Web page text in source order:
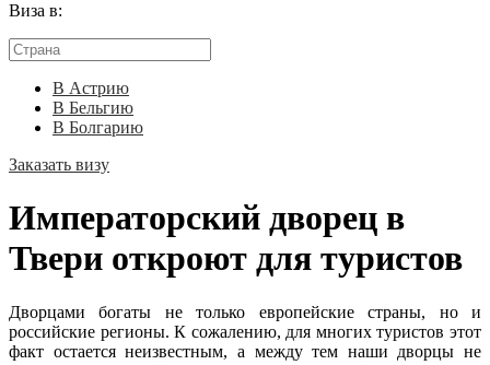
Виза в:
В Астрию
В Бельгию
В Болгарию
Заказать визу
Императорский дворец в
Твери откроют для туристов
Дворцами богаты не только европейские страны, но и
российские регионы. К сожалению, для многих туристов этот
факт остается неизвестным, а между тем наши дворцы не